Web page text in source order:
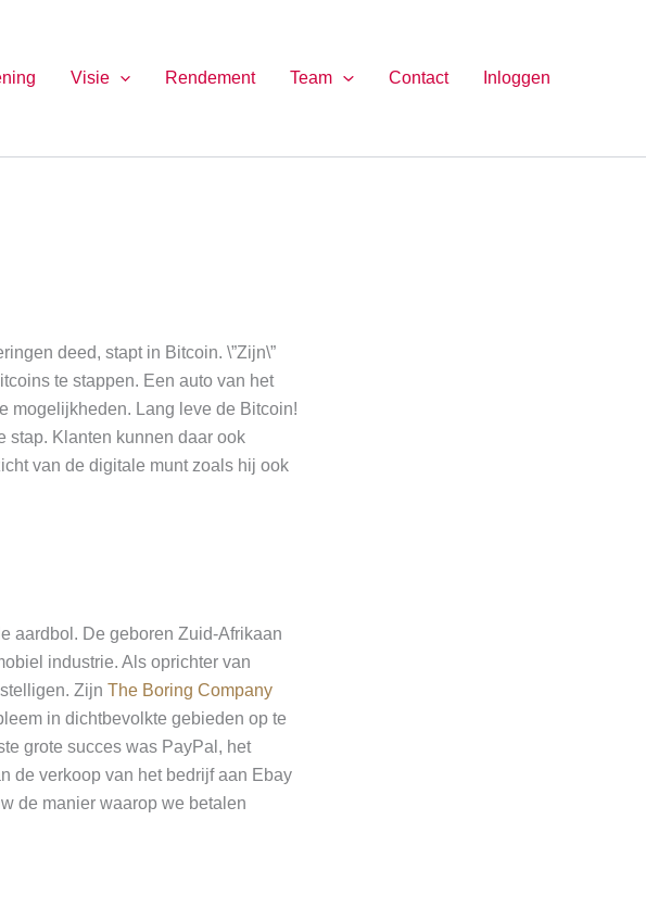
Visie Rendement Team Contact Inloggen
deed, stapt in Bitcoin. \”Zijn\”
te stappen. Een auto van het
mogelijkheden. Lang leve de Bitcoin!
stap. Klanten kunnen daar ook
van de digitale munt zoals hij ook
aardbol. De geboren Zuid-Afrikaan
industrie. Als oprichter van
Zijn The Boring Company
in dichtbevolkte gebieden op te
grote succes was PayPal, het
de verkoop van het bedrijf aan Ebay
de manier waarop we betalen